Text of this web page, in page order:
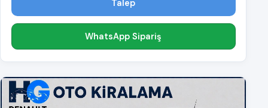
Talep
WhatsApp Sipariş